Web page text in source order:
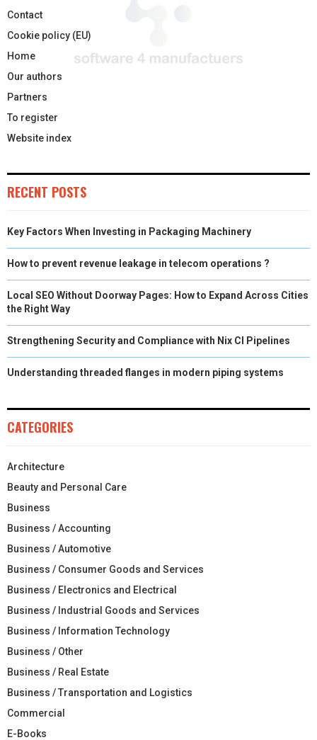
Contact
Cookie policy (EU)
Home
Our authors
Partners
To register
Website index
RECENT POSTS
Key Factors When Investing in Packaging Machinery
How to prevent revenue leakage in telecom operations ?
Local SEO Without Doorway Pages: How to Expand Across Cities
the Right Way
Strengthening Security and Compliance with Nix CI Pipelines
Understanding threaded flanges in modern piping systems
CATEGORIES
Architecture
Beauty and Personal Care
Business
Business / Accounting
Business / Automotive
Business / Consumer Goods and Services
Business / Electronics and Electrical
Business / Industrial Goods and Services
Business / Information Technology
Business / Other
Business / Real Estate
Business / Transportation and Logistics
Commercial
E-Books